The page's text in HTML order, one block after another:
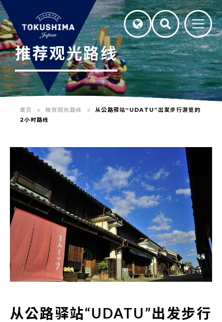
推荐观光路线
首页 推荐观光路线
从公路驿站“UDATU”出发步行游览的
2小时路线
从公路驿站“UDATU”出发步行